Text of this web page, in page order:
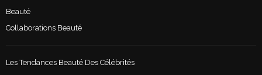
Beauté
Collaborations Beauté
Les Tendances Beauté Des Célébrités